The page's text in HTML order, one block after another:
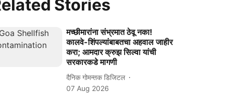
Stories
मच्‍छीमारांना संभ्रमात ठेवू नका!
कालवे-शिंपल्यांबाबतचा अहवाल जाहीर
करा; आमदार क्रुझ सिल्वा यांची
सरकारकडे मागणी
दैनिक गोमन्तक डिजिटल
07 Aug 2026